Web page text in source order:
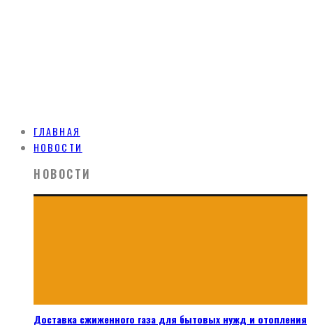
ГЛАВНАЯ
НОВОСТИ
НОВОСТИ
Доставка сжиженного газа для бытовых нужд и отопления